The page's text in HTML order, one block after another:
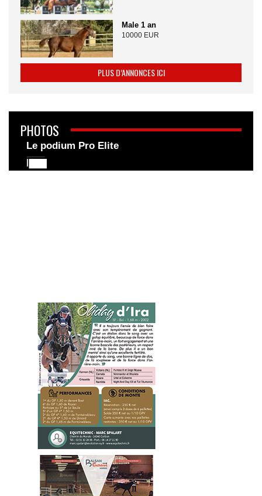
Male 1 an
10000 EUR
PLUS D’ANNONCES ICI
PHOTOS
Le podium Pro Elite